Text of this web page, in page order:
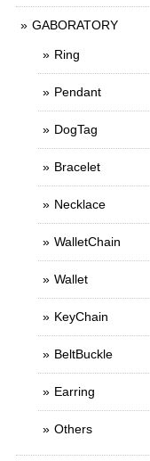
GABORATORY
Ring
Pendant
DogTag
Bracelet
Necklace
WalletChain
Wallet
KeyChain
BeltBuckle
Earring
Others